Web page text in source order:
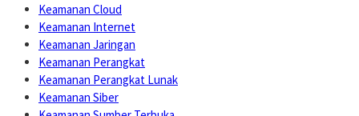
Keamanan Cloud
Keamanan Internet
Keamanan Jaringan
Keamanan Perangkat
Keamanan Perangkat Lunak
Keamanan Siber